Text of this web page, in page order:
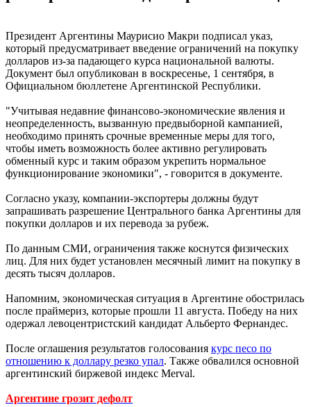
Президент Аргентины Маурисио Макри подписал указ,
который предусматривает введение ограничений на покупку
долларов из-за падающего курса национальной валюты.
Документ был опубликован в воскресенье, 1 сентября, в
Официальном бюллетене Аргентинской Республики.
"Учитывая недавние финансово-экономические явления и
неопределенность, вызванную предвыборной кампанией,
необходимо принять срочные временные меры для того,
чтобы иметь возможность более активно регулировать
обменный курс и таким образом укрепить нормальное
функционирование экономики", - говорится в документе.
Согласно указу, компании-экспортеры должны будут
запрашивать разрешение Центрального банка Аргентины для
покупки долларов и их перевода за рубеж.
По данным СМИ, ограничения также коснутся физических
лиц. Для них будет установлен месячный лимит на покупку в
десять тысяч долларов.
Напомним, экономическая ситуация в Аргентине обострилась
после праймериз, которые прошли 11 августа. Победу на них
одержал левоцентристский кандидат Альберто Фернандес.
После оглашения результатов голосования курс песо по
отношению к доллару резко упал. Также обвалился основной
аргентинский биржевой индекс Merval.
Аргентине грозит дефолт